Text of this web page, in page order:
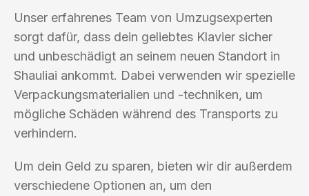
Unser erfahrenes Team von Umzugsexperten
sorgt dafür, dass dein geliebtes Klavier sicher
und unbeschädigt an seinem neuen Standort in
Shauliai ankommt. Dabei verwenden wir spezielle
Verpackungsmaterialien und -techniken, um
mögliche Schäden während des Transports zu
verhindern.
Um dein Geld zu sparen, bieten wir dir außerdem
verschiedene Optionen an, um den